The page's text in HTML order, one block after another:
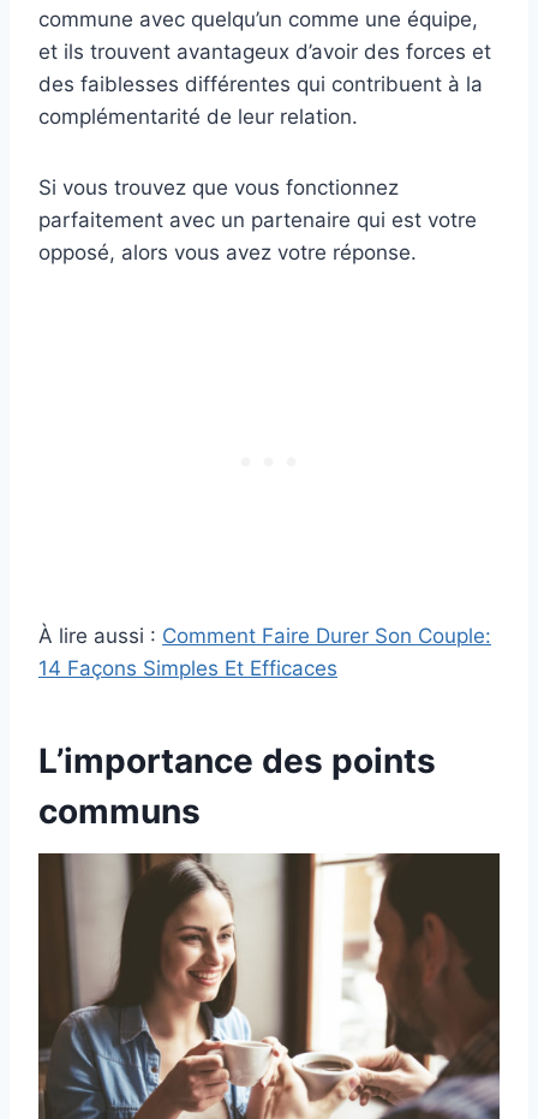
commune avec quelqu’un comme une équipe,
et ils trouvent avantageux d’avoir des forces et
des faiblesses différentes qui contribuent à la
complémentarité de leur relation.
Si vous trouvez que vous fonctionnez
parfaitement avec un partenaire qui est votre
opposé, alors vous avez votre réponse.
À lire aussi : Comment Faire Durer Son Couple:
14 Façons Simples Et Efficaces
L’importance des points
communs